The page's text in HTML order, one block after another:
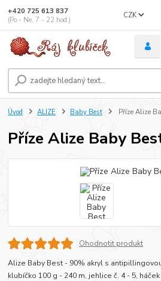
CZK
+420 725 613 837
(Po - Ne, 7 - 22 hod.)
Úvod ALIZE Baby Best Příze Alize
Příze Alize Baby
Ohodnotit produkt
Alize Baby Best - 90% akryl s
klubíčko 100 g - 240 m, jehlice č. 4 - 5,